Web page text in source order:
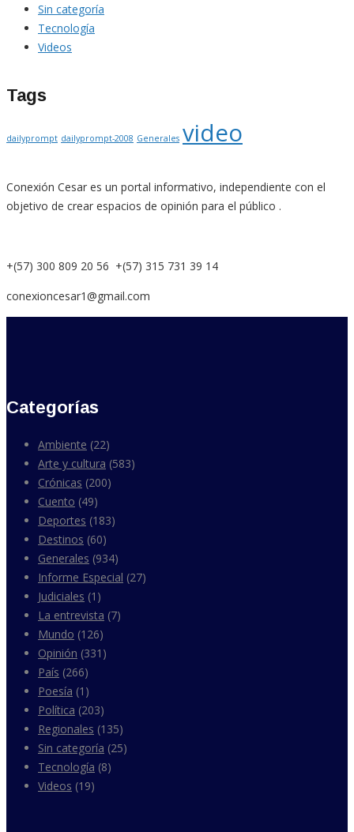
Sin categoría
Tecnología
Videos
Tags
dailyprompt dailyprompt-2008 Generales video
Conexión Cesar es un portal informativo, independiente con el
objetivo de crear espacios de opinión para el público .
+(57) 300 809 20 56 +(57) 315 731 39 14
conexioncesar1@gmail.com
Categorías
Ambiente (22)
Arte y cultura (583)
Crónicas (200)
Cuento (49)
Deportes (183)
Destinos (60)
Generales (934)
Informe Especial (27)
Judiciales (1)
La entrevista (7)
Mundo (126)
Opinión (331)
País (266)
Poesía (1)
Política (203)
Regionales (135)
Sin categoría (25)
Tecnología (8)
Videos (19)